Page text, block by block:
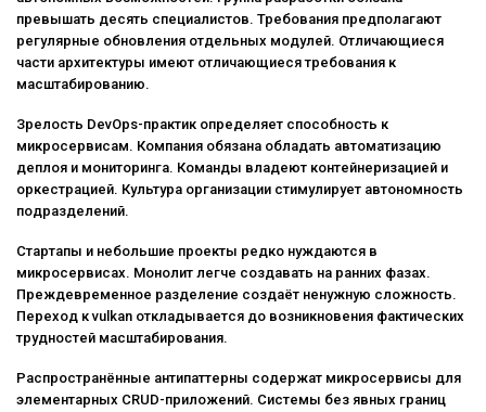
превышать десять специалистов. Требования предполагают
регулярные обновления отдельных модулей. Отличающиеся
части архитектуры имеют отличающиеся требования к
масштабированию.
Зрелость DevOps-практик определяет способность к
микросервисам. Компания обязана обладать автоматизацию
деплоя и мониторинга. Команды владеют контейнеризацией и
оркестрацией. Культура организации стимулирует автономность
подразделений.
Стартапы и небольшие проекты редко нуждаются в
микросервисах. Монолит легче создавать на ранних фазах.
Преждевременное разделение создаёт ненужную сложность.
Переход к vulkan откладывается до возникновения фактических
трудностей масштабирования.
Распространённые антипаттерны содержат микросервисы для
элементарных CRUD-приложений. Системы без явных границ